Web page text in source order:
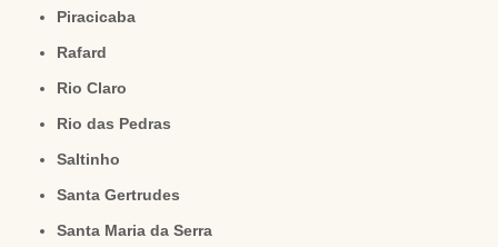
Piracicaba
Rafard
Rio Claro
Rio das Pedras
Saltinho
Santa Gertrudes
Santa Maria da Serra